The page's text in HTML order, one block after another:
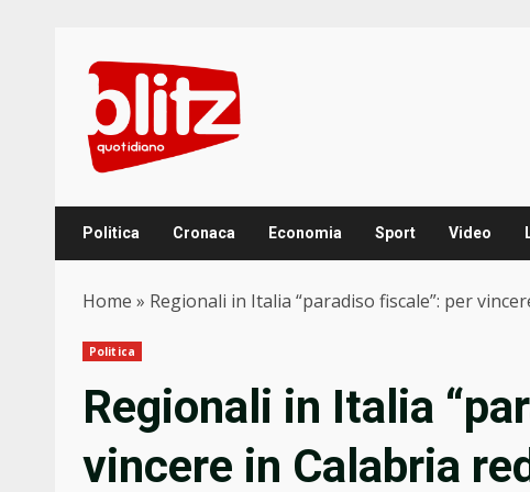
content
Politica Cronaca Economia Sport Video
Home » Regionali in Italia “paradiso fiscale”: per
Politica
Regionali in Italia
vincere in Calabria